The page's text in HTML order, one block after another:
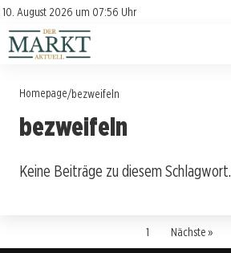
10. August 2026 um 07:56 Uhr
Kontakt
Impressum
Investition
Verbraucherschutz
Homepage/bezweifeln
bezweifeln
Keine Beiträge zu diesem Schlagwort.
1 Nächste »